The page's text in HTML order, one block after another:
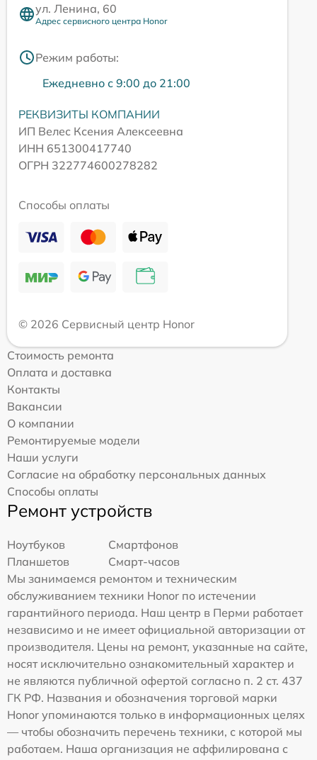
ул. Ленина, 60
Адрес сервисного центра Honor
Режим работы:
Ежедневно с 9:00 до 21:00
РЕКВИЗИТЫ КОМПАНИИ
ИП Велес Ксения Алексеевна
ИНН 651300417740
ОГРН 322774600278282
Способы оплаты
© 2026 Сервисный центр Honor
Стоимость ремонта
Оплата и доставка
Контакты
Вакансии
О компании
Ремонтируемые модели
Наши услуги
Согласие на обработку персональных данных
Способы оплаты
Ремонт устройств
Ноутбуков
Смартфонов
Планшетов
Смарт-часов
Мы занимаемся ремонтом и техническим
обслуживанием техники Honor по истечении
гарантийного периода. Наш центр в Перми работает
независимо и не имеет официальной авторизации от
производителя. Цены на ремонт, указанные на сайте,
носят исключительно ознакомительный характер и
не являются публичной офертой согласно п. 2 ст. 437
ГК РФ. Названия и обозначения торговой марки
Honor упоминаются только в информационных целях
— чтобы обозначить перечень техники, с которой мы
работаем. Наша организация не аффилирована с